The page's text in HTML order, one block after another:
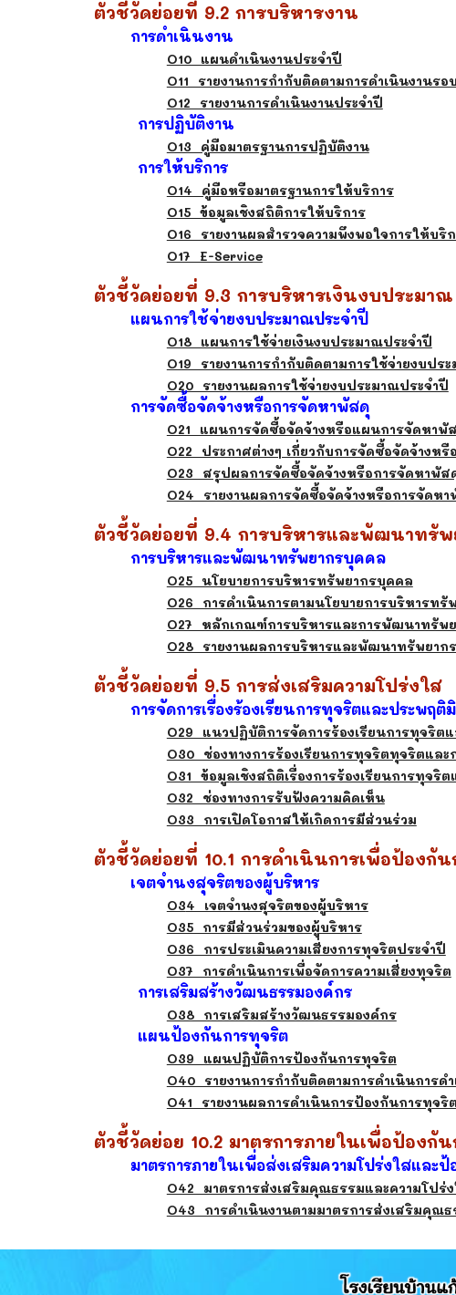
ตัวชี้วัดย่อยที่ 9.2 การบริหารงาน
การดำเนินงาน
O10 แผนดำเนินงานประจำปี
O11 รายงานการกำกับติดตามการดำเนินงานรอ
O12 รายงานการดำเนินงานประจำปี
การปฏิบัติงาน
O13 คู่มือมาตรฐานการปฏิบัติงาน
การให้บริการ
O14 คู่มือหรือมาตรฐานการให้บริการ
O15 ข้อมูลเชิงสถิติการให้บริการ
O16 รายงานผลสำรวจความพึงพอใจการให้บริ
O17 E-Service
ตัวชี้วัดย่อยที่ 9.3 การบริหารเงินงบประมาณ
แผนการใช้จ่ายงบประมาณประจำปี
O18 แผนการใช้จ่ายเงินงบประมาณประจำปี
O19 รายงานการกำกับติดตามการใช้จ่ายงบปร
O20 รายงานผลการใช้จ่ายงบประมาณประจำปี
การจัดซื้อจัดจ้างหรือการจัดหาพัสดุ
O21 แผนการจัดซื้อจัดจ้างหรือแผนการจัดหาพั
O22 ประกาศต่างๆ เกี่ยวกับการจัดซื้อจัดจ้างห
O23 สรุปผลการจัดซื้อจัดจ้างหรือการจัดหาพัส
O24 รายงานผลการจัดซื้อจัดจ้างหรือการจัดหา
ตัวชี้วัดย่อยที่ 9.4 การบริหารและพัฒนาทรัพ
การบริหารและพัฒนาทรัพยากรบุคคล
O25 นโยบายการบริหารทรัพยากรบุคคล
O26 การดำเนินการตามนโยบายการบริหารทรั
O27 หลักเกณฑ์การบริหารและการพัฒนาทรัพ
O28 รายงานผลการบริหารและพัฒนาทรัพยาก
ตัวชี้วัดย่อยที่ 9.5 การส่งเสริมความโปร่งใส
การจัดการเรื่องร้องเรียนการทุจริตและประพฤติ
O29 แนวปฏิบัติการจัดการร้องเรียนการทุจริต
O30 ช่องทางการร้องเรียนการทุจริตทุจริตแล
O31 ข้อมูลเชิงสถิติเรื่องการร้องเรียนการทุจริ
O32 ช่องทางการรับฟังความคิดเห็น
O33 การเปิดโอกาสให้เกิดการมีส่วนร่วม
ตัวชี้วัดย่อยที่ 10.1 การดำเนินการเพื่อป้องกั
เจตจำนงสุจริตของผู้บริหาร
O34 เจตจำนงสุจริตของผู้บริหาร
O35 การมีส่วนร่วมของผู้บริหาร
O36 การประเมินความเสี่ยงการทุจริตประจำปี
O37 การดำเนินการเพื่อจัดการความเสี่ยงทุจริต
การเสริมสร้างวัฒนธรรมองค์กร
O38 การเสริมสร้างวัฒนธรรมองค์กร
แผนป้องกันการทุจริต
O39 แผนปฏิบัติการป้องกันการทุจริต
O40 รายงานการกำกับติดตามการดำเนินการ
O41 รายงานผลการดำเนินการป้องกันการทุจริ
ตัวชี้วัดย่อย 10.2 มาตรการภายในเพื่อป้องกั
มาตรการภายในเพื่อส่งเสริมความโปร่งใสและ
O42 มาตรการส่งเสริมคุณธรรมและความโปร่
O43 การดำเนินงานตามมาตรการส่งเสริมคุณ